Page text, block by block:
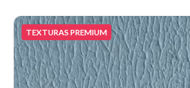
TEXTURAS PREMIUM